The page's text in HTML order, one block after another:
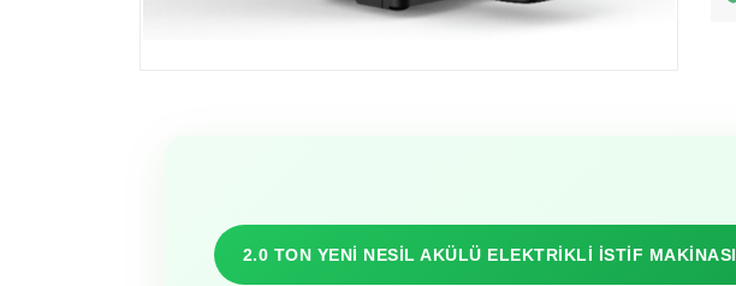
2.0 TON YENİ NESİL AKÜLÜ ELEKTRİKLİ İSTİF MAKİNASI